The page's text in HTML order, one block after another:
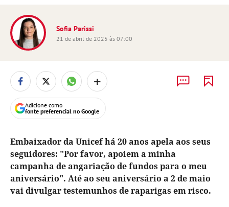
Sofia Parissi
21 de abril de 2025 às 07:00
+
Adicione como
fonte preferencial no Google
Embaixador da Unicef há 20 anos apela aos seus
seguidores: "Por favor, apoiem a minha
campanha de angariação de fundos para o meu
aniversário". Até ao seu aniversário a 2 de maio
vai divulgar testemunhos de raparigas em risco.